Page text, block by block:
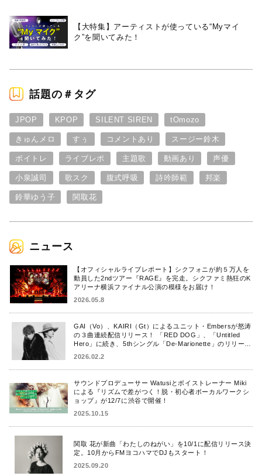
【大特集】アーティストが使っている“Myマイ
ク”を聞いてみた！
話題の＃タグ
JPOP KPOP SILENT SIREN tOmozo
きゅんメロ すぅ コメントあり スージー鈴木
ボイトレ ライブレポ 主題歌 動画あり 声優
小泉誠司 歌スク 腹式呼吸 詩吟師範 邦楽
鈴華ゆう子 関取花
ニュース
【オフィシャルライブレポート】シクフォニが約５万人を
動員した2ndツアー『RAGE』を完走。シクファミ熱狂のK
アリーナ横浜ファイナル公演の模様をお届け！
2026.05.8
GAI（Vo）、KAIRI（Gt）によるユニット・Embersが怒涛
の３曲連続配信リリース！ 「RED DOG」、「Untitled
Hero」に続き、5thシングル「De-Marionette」のリリース
2026.02.2
サウンドプロデューサー Watusiとボイストレーナー Miki
による『リズムで差がつく！脱・初心者ボーカルワークシ
ョップ』が12/7に渋谷で開催！
2025.10.15
関取 花が新曲「わたしのねがい」を10/1に配信リリース決
定。10月からFMヨコハマでDJもスタート！
2025.09.20